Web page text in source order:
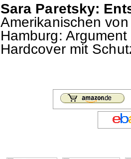
Sara Paretsky:
Amerikanischen
Hamburg:
Hardcover mit